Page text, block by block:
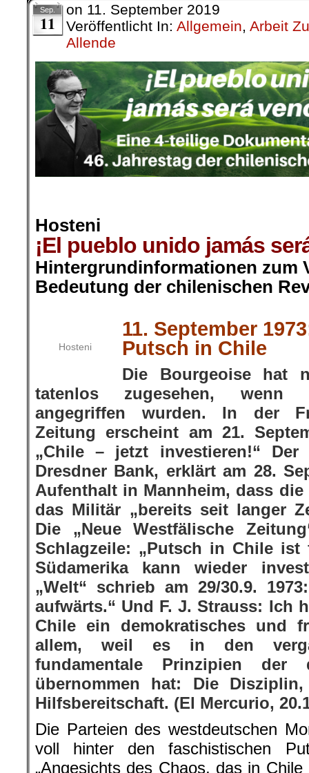
Sep.
11
on 11. September 2019
Veröffentlicht In: Allgemein Arbeit
Allende
Hosteni
¡El pueblo unido jamás
Hintergrundinformationen zum
Bedeutung der chilenischen
Hosteni
11. September
Putsch in Chile
Die Bourgeoise hat
tatenlos zugesehen, wenn
angegriffen wurden. In der
Zeitung erscheint am 21.
„Chile – jetzt investieren!“ Der
Dresdner Bank, erklärt am 28.
Aufenthalt in Mannheim, dass
das Militär „bereits seit langer
Die „Neue Westfälische
Schlagzeile: „Putsch in Chile
Südamerika kann wieder
„Welt“ schrieb am 29/30.9.
aufwärts.“ Und F. J. Strauss: Ich
Chile ein demokratisches und
allem, weil es in den
fundamentale Prinzipien der
übernommen hat: Die
Hilfsbereitschaft. (El Mercurio,
Die Parteien des westdeutschen
voll hinter den faschistischen
„Angesichts des Chaos, das in